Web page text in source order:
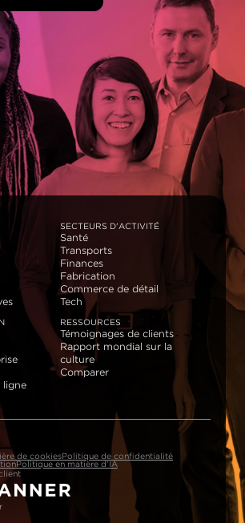
SECTEURS D'ACTIVITÉ
Santé
Transports
Finances
Fabrication
Commerce de détail
Tech
ligne
RESSOURCES
Témoignages de clients
Rapport mondial sur la
culture
Comparer
de cookiesPolitique de confidentialité
Politique en matière d'IA